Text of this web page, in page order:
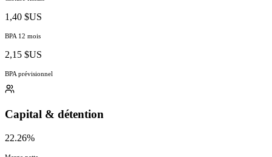
1,40 $US
BPA 12 mois
2,15 $US
BPA prévisionnel
Capital & détention
22.26%